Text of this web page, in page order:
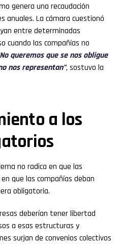
genera una recaudación
anuales. La cámara cuestionó
entre determinadas
cuando las compañías no
queremos que se nos obligue
nos representan”, sostuvo la
a los
no radica en que las
que las compañías deban
obligatoria.
deberían tener libertad
a esas estructuras y
surjan de convenios colectivos